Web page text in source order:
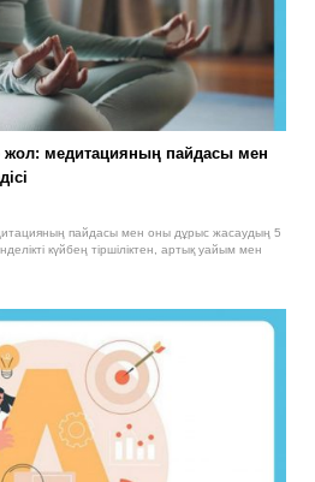
жол: медитацияның пайдасы мен
пайдасы мен оны дұрыс жасаудың 5
күйбең тіршіліктен, артық уайым мен